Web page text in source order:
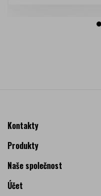
Kontakty
Produkty
Naše společnost
Účet